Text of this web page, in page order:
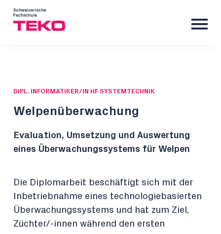
DIPL. INFORMATIKER/IN HF SYSTEMTECHNIK
Welpenüberwachung
Evaluation, Umsetzung und Auswertung
eines Überwachungssystems für Welpen
Die Diplomarbeit beschäftigt sich mit der
Inbetriebnahme eines technologiebasierten
Überwachungssystems und hat zum Ziel,
Züchter/-innen während den ersten